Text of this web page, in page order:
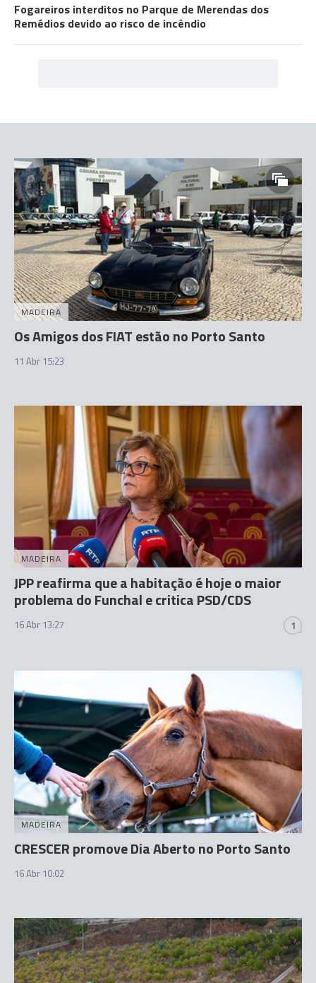
Fogareiros interditos no Parque de Merendas dos
Remédios devido ao risco de incêndio
MADEIRA
Os Amigos dos FIAT estão no Porto Santo
11 Abr 15:23
MADEIRA
JPP reafirma que a habitação é hoje o maior
problema do Funchal e critica PSD/CDS
16 Abr 13:27 1
MADEIRA
CRESCER promove Dia Aberto no Porto Santo
16 Abr 10:02